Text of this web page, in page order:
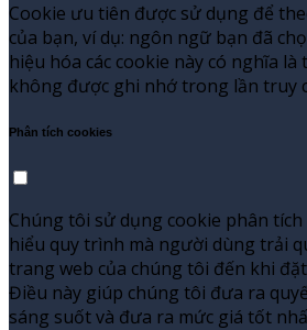
Cookie ưu tiên được sử dụng để
của bạn, ví dụ: ngôn ngữ bạn đã
hiệu hóa các cookie này có nghĩa là
không được ghi nhớ trong lần truy
Phân tích cookies
Chúng tôi sử dụng cookie phân
hiểu quy trình mà người dùng trải
trang web của chúng tôi đến khi
Điều này giúp chúng tôi đưa ra
sáng suốt và đưa ra mức giá tốt